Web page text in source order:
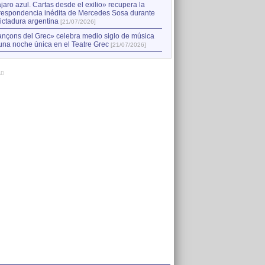
azul. Cartas desde el exilio» recupera la
inédita de Mercedes Sosa durante
argentina [21/07/2026]
del Grec» celebra medio siglo de música
noche única en el Teatre Grec [21/07/2026]